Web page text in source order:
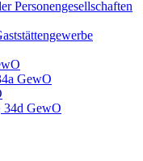
Personengesellschaften
GewO
34d GewO